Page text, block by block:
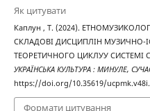
Як цитувати
Каплун , Т. (2024).
СКЛАДОВІ ДИСЦИПЛІН МУЗИЧНО-
ТЕОРЕТИЧНОГО ЦИКЛУУ СИСТЕМІ
УКРАЇНСЬКА КУЛЬТУРА : МИНУЛЕ,
https://doi.org/10.35619/
Формати цитування